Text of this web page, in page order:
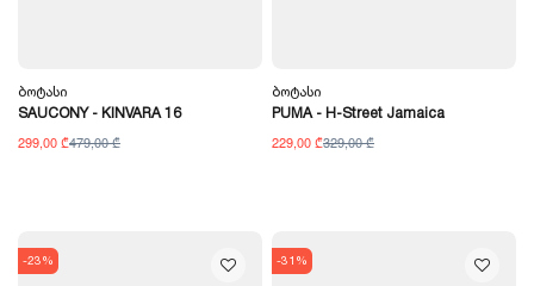
Ბოტასი
SAUCONY - KINVARA 16
299,00 ₾479,00 ₾
Ბოტასი
PUMA - H-Street Jamaica
229,00 ₾329,00 ₾
-23% -31%